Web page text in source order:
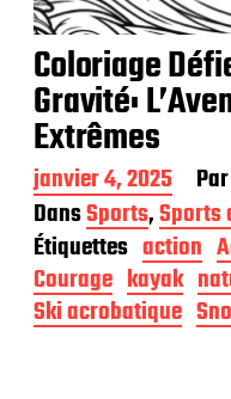
Coloriage
Gravité:
Extrêmes
D
a
t
e
d
e
p
janvier 4, 2025 Par
DansSports,Sports
Étiquettes action
Courage kayak
Ski acrobatique